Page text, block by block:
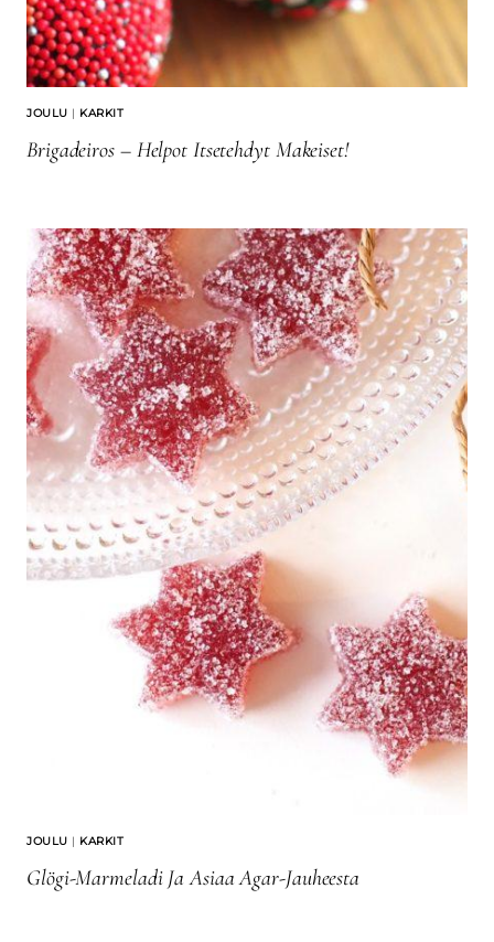
JOULU | KARKIT
Brigadeiros – Helpot Itsetehdyt Makeiset!
JOULU | KARKIT
Glögi-Marmeladi Ja Asiaa Agar-Jauheesta